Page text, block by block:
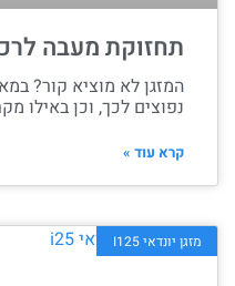
תחזוקת מעבה לרכב
המזגן לא מוציא קור?
נפוצים לכך, וכן באילו
קרא עוד »
מזגן יונדאי I125